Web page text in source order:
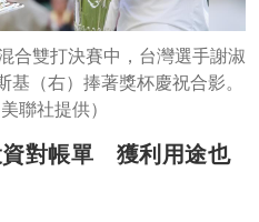
合雙打決賽中，台灣選手謝淑
（右）捧著獎杯慶祝合影。
聯社提供）
資對帳單 獲利用途也